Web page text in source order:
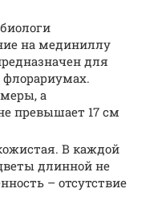
на мединиллу
для
а
превышает 17 см
В каждой
длинной не
– отсутствие